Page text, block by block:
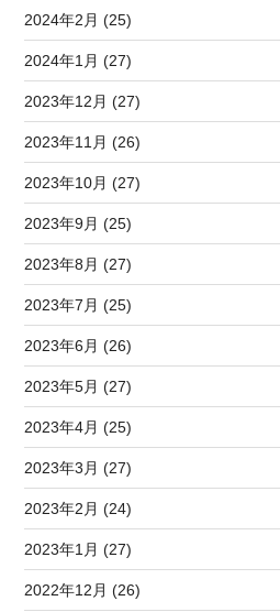
2024年2月 (25)
2024年1月 (27)
2023年12月 (27)
2023年11月 (26)
2023年10月 (27)
2023年9月 (25)
2023年8月 (27)
2023年7月 (25)
2023年6月 (26)
2023年5月 (27)
2023年4月 (25)
2023年3月 (27)
2023年2月 (24)
2023年1月 (27)
2022年12月 (26)